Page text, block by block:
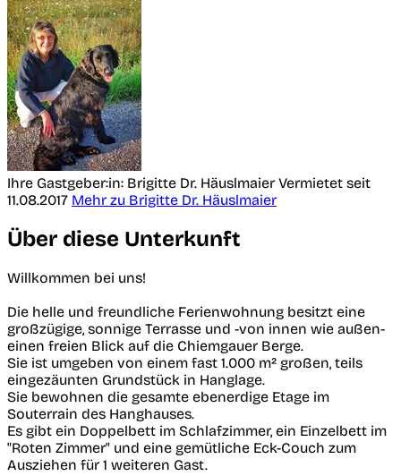
Ihre Gastgeber:in: Brigitte Dr. Häuslmaier Vermietet seit
11.08.2017 Mehr zu Brigitte Dr. Häuslmaier
Über diese Unterkunft
Willkommen bei uns!
Die helle und freundliche Ferienwohnung besitzt eine
großzügige, sonnige Terrasse und -von innen wie außen-
einen freien Blick auf die Chiemgauer Berge.
Sie ist umgeben von einem fast 1.000 m² großen, teils
eingezäunten Grundstück in Hanglage.
Sie bewohnen die gesamte ebenerdige Etage im
Souterrain des Hanghauses.
Es gibt ein Doppelbett im Schlafzimmer, ein Einzelbett im
"Roten Zimmer" und eine gemütliche Eck-Couch zum
Ausziehen für 1 weiteren Gast.